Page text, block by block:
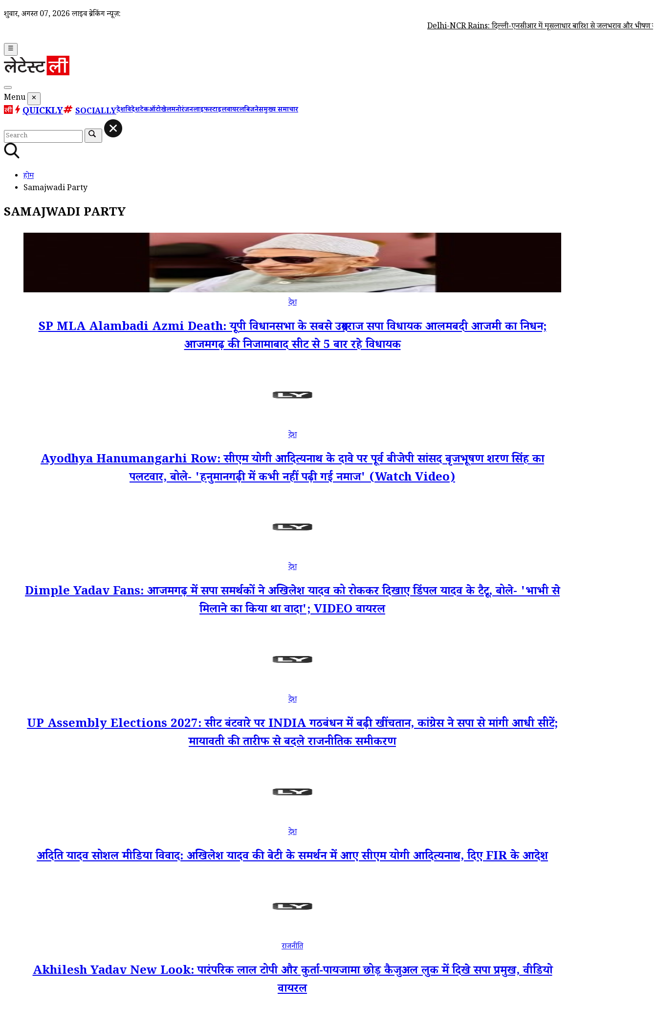
शुक्रवार, अगस्त 07, 2026 लाइव ब्रेकिंग न्यूज़:
Delhi-NCR Rains: दिल्ली-एनसीआर में मूसलाधार बारिश से जलभराव और भीषण जाम,
☰
Menu ✕
QUICKLY SOCIALLYदेशविदेशटेकऑटोखेलमनोरंजनलाइफस्टाइलवायरलबिजनेसमुख्य समाचार
होम
Samajwadi Party
SAMAJWADI PARTY
देश
SP MLA Alambadi Azmi Death: यूपी विधानसभा के सबसे उम्रदराज सपा विधायक आलमबदी आजमी का निधन;
आजमगढ़ की निजामाबाद सीट से 5 बार रहे विधायक
देश
Ayodhya Hanumangarhi Row: सीएम योगी आदित्यनाथ के दावे पर पूर्व बीजेपी सांसद बृजभूषण शरण सिंह का
पलटवार, बोले- 'हनुमानगढ़ी में कभी नहीं पढ़ी गई नमाज' (Watch Video)
देश
Dimple Yadav Fans: आजमगढ़ में सपा समर्थकों ने अखिलेश यादव को रोककर दिखाए डिंपल यादव के टैटू, बोले- 'भाभी से
मिलाने का किया था वादा'; VIDEO वायरल
देश
UP Assembly Elections 2027: सीट बंटवारे पर INDIA गठबंधन में बढ़ी खींचतान, कांग्रेस ने सपा से मांगी आधी सीटें;
मायावती की तारीफ से बदले राजनीतिक समीकरण
देश
अदिति यादव सोशल मीडिया विवाद: अखिलेश यादव की बेटी के समर्थन में आए सीएम योगी आदित्यनाथ, दिए FIR के आदेश
राजनीति
Akhilesh Yadav New Look: पारंपरिक लाल टोपी और कुर्ता-पायजामा छोड़ कैजुअल लुक में दिखे सपा प्रमुख, वीडियो
वायरल